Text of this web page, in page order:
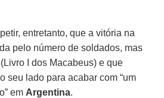
entretanto, que a vitória na
pelo número de soldados, mas
I dos Macabeus) e que
seu lado para acabar com “um
em Argentina.